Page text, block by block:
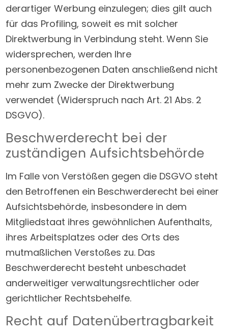
derartiger Werbung einzulegen; dies gilt auch
für das Profiling, soweit es mit solcher
Direktwerbung in Verbindung steht. Wenn Sie
widersprechen, werden Ihre
personenbezogenen Daten anschließend nicht
mehr zum Zwecke der Direktwerbung
verwendet (Widerspruch nach Art. 21 Abs. 2
DSGVO).
Beschwerde­recht bei der
zuständigen Aufsichts­behörde
Im Falle von Verstößen gegen die DSGVO steht
den Betroffenen ein Beschwerderecht bei einer
Aufsichtsbehörde, insbesondere in dem
Mitgliedstaat ihres gewöhnlichen Aufenthalts,
ihres Arbeitsplatzes oder des Orts des
mutmaßlichen Verstoßes zu. Das
Beschwerderecht besteht unbeschadet
anderweitiger verwaltungsrechtlicher oder
gerichtlicher Rechtsbehelfe.
Recht auf Daten­übertrag­barkeit